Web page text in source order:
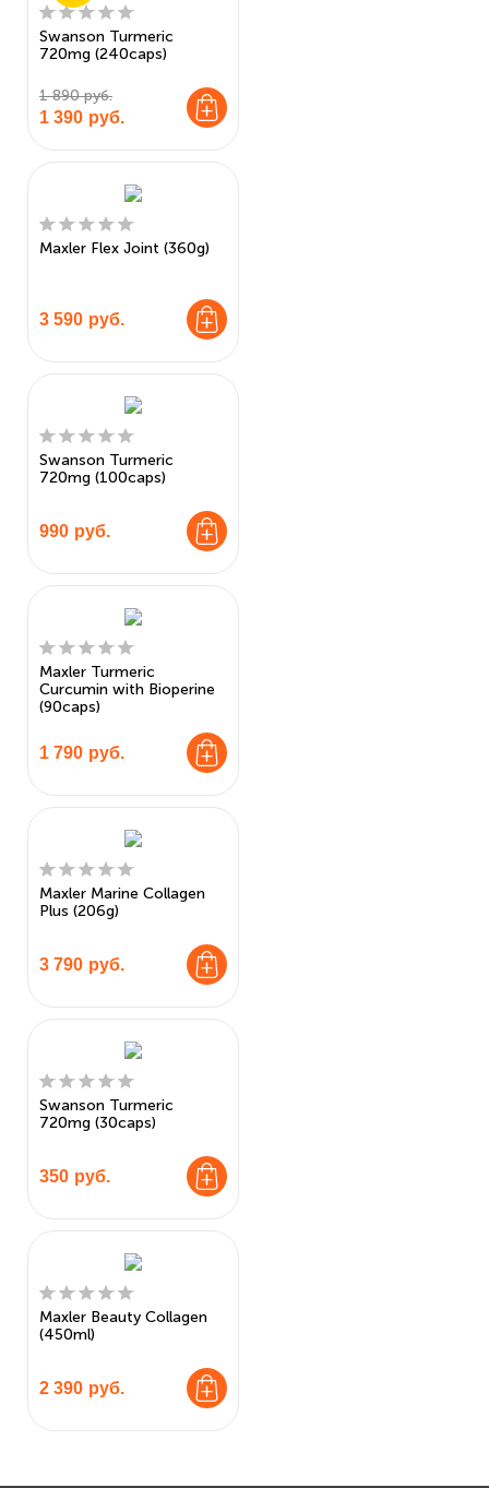
Swanson Turmeric
720mg (240caps)
1 890 руб.
1 390 руб.
Maxler Flex Joint (360g)
3 590 руб.
Swanson Turmeric
720mg (100caps)
990 руб.
Maxler Turmeric
Curcumin with Bioperine
(90caps)
1 790 руб.
Maxler Marine Collagen
Plus (206g)
3 790 руб.
Swanson Turmeric
720mg (30caps)
350 руб.
Maxler Beauty Collagen
(450ml)
2 390 руб.